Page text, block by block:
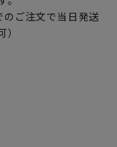
ご注文で当日発送